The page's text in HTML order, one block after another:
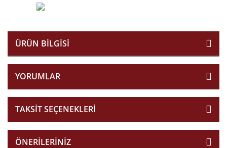
ÜRÜN BILGISI
YORUMLAR
TAKSIT SEÇENEKLERI
ÖNERILERINIZ